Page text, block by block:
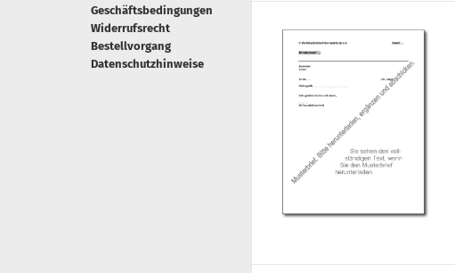
Geschäftsbedingungen
Widerrufsrecht
Bestellvorgang
Datenschutzhinweise